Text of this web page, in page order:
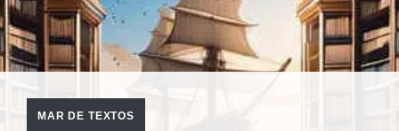
MAR DE TEXTOS